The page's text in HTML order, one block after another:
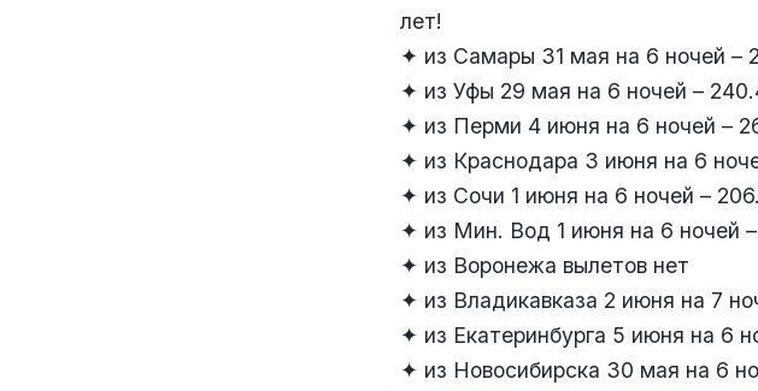
лет!
✦ из Самары 31 мая на 6 ночей –
✦ из Уфы 29 мая на 6 ночей –
✦ из Перми 4 июня на 6 ночей –
✦ из Краснодара 3 июня на 6
✦ из Сочи 1 июня на 6 ночей –
✦ из Мин. Вод 1 июня на 6 ночей
✦ из Воронежа вылетов нет
✦ из Владикавказа 2 июня на 7
✦ из Екатеринбурга 5 июня на 6
✦ из Новосибирска 30 мая на 6